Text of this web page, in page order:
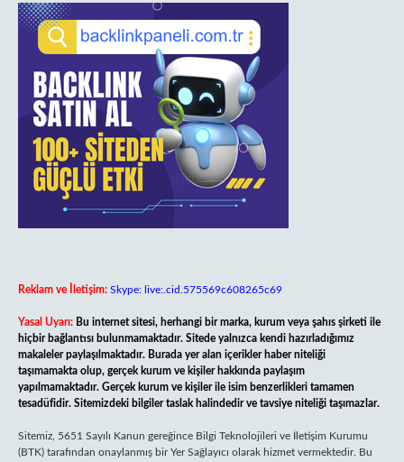
Reklam ve İletişim: Skype: live:.cid.575569c608265c69
Yasal Uyarı: Bu internet sitesi, herhangi bir marka, kurum veya şahıs şirketi ile
hiçbir bağlantısı bulunmamaktadır. Sitede yalnızca kendi hazırladığımız
makaleler paylaşılmaktadır. Burada yer alan içerikler haber niteliği
taşımamakta olup, gerçek kurum ve kişiler hakkında paylaşım
yapılmamaktadır. Gerçek kurum ve kişiler ile isim benzerlikleri tamamen
tesadüfidir. Sitemizdeki bilgiler taslak halindedir ve tavsiye niteliği taşımazlar.
Sitemiz, 5651 Sayılı Kanun gereğince Bilgi Teknolojileri ve İletişim Kurumu
(BTK) tarafından onaylanmış bir Yer Sağlayıcı olarak hizmet vermektedir. Bu